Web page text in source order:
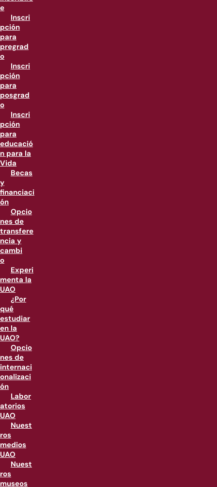
e
Inscri
pción
para
pregrad
o
Inscri
pción
para
posgrad
o
Inscri
pción
para
educació
n para la
Vida
Becas
y
financiaci
ón
Opcio
nes de
transfere
ncia y
cambi
o
Experi
menta la
UAO
¿Por
qué
estudiar
en la
UAO?
Opcio
nes de
internaci
onalizaci
ón
Labor
atorios
UAO
Nuest
ros
medios
UAO
Nuest
ros
museos